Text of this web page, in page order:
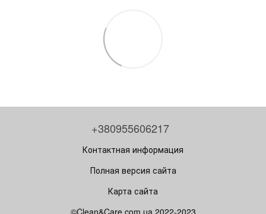
+380955606217
Контактная информация
Полная версия сайта
Карта сайта